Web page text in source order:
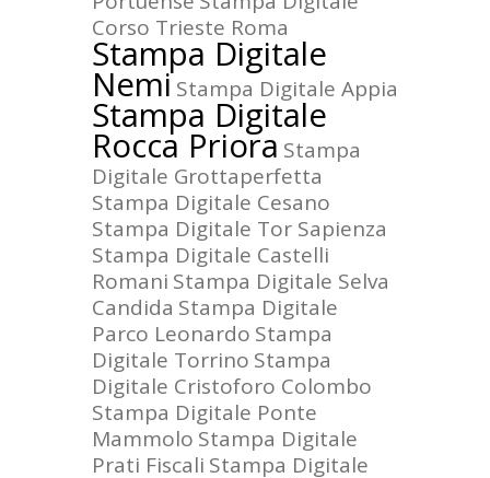
Corso Trieste Roma
Stampa Digitale
NemiStampa Digitale Appia
Stampa Digitale
Rocca Priora Stampa
Digitale Grottaperfetta
Stampa Digitale Cesano
Stampa Digitale Tor Sapienza
Stampa Digitale Castelli
Romani Stampa Digitale Selva
Candida Stampa Digitale
Parco Leonardo Stampa
Digitale Torrino Stampa
Digitale Cristoforo Colombo
Stampa Digitale Ponte
Mammolo Stampa Digitale
Prati Fiscali Stampa Digitale